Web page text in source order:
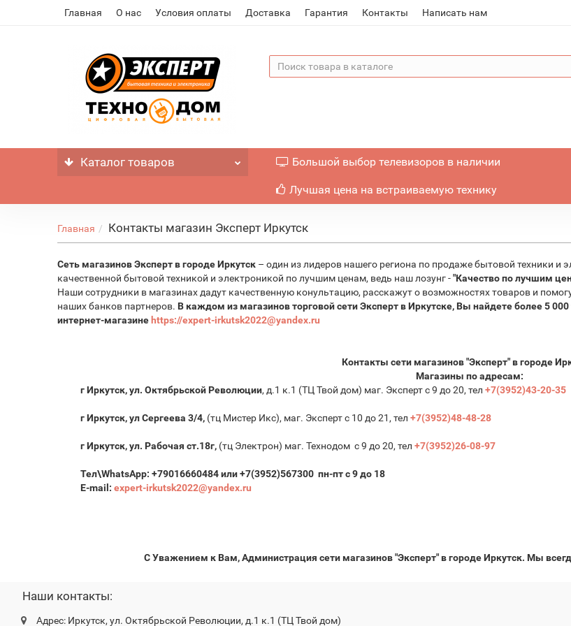
Главная О нас Условия оплаты Доставка Гарантия Контакты Написать нам
Каталог товаров Большой выбор телевизоров в наличии
Лучшая цена на встраиваемую технику
Главная Контакты магазин Эксперт Иркутск
Сеть магазинов Эксперт в городе Иркутск – один из лидеров нашего региона по продаже бытовой техники и
качественной бытовой техникой и электроникой по лучшим ценам, ведь наш лозунг -"Качество по лучшим
Наши сотрудники в магазинах дадут качественную конультацию, расскажут о возможностях товаров и
наших банков партнеров. В каждом из магазинов торговой сети Эксперт в Иркутске, Вы найдете более 5
интернет-магазине https://expert-irkutsk2022@yandex.ru
Контакты сети магазинов "Эксперт" в городе
Магазины по адресам:
г Иркутск, ул. Октябрьской Революции, д.1 к.1 (ТЦ Твой дом) маг. Эксперт с 9 до 20, тел+7(3952)43-20-35
г Иркутск, ул Сергеева 3/4, (тц Мистер Икс), маг. Эксперт с 10 до 21, тел+7(3952)48-48-28
г Иркутск, ул. Рабочая ст.18г, (тц Электрон) маг. Технодом с 9 до 20, тел+7(3952)26-08-97
Тел\WhatsApp: +79016660484 или +7(3952)567300 пн-пт с 9 до 18
E-mail:expert-irkutsk2022@yandex.ru
С Уважением к Вам, Администрация сети магазинов "Эксперт" в городе Иркутск. Мы
Наши контакты:
Адрес: Иркутск, ул. Октябрьской Революции, д.1 к.1 (ТЦ Твой дом)